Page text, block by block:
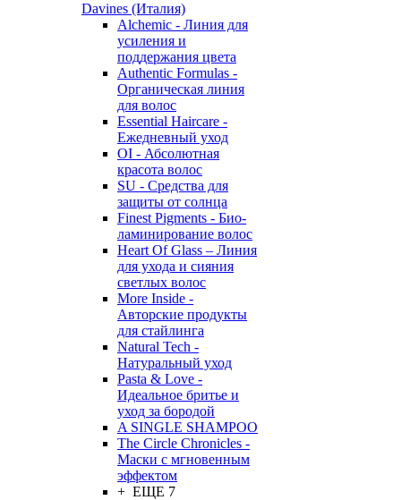
Davines (Италия)
Alchemic - Линия для
усиления и
поддержания цвета
Authentic Formulas -
Органическая линия
для волос
Essential Haircare -
Eжедневный уход
OI - Абсолютная
красота волос
SU - Средства для
защиты от солнца
Finest Pigments - Био-
ламинирование волос
Heart Of Glass – Линия
для ухода и сияния
светлых волос
More Inside -
Авторские продукты
для стайлинга
Natural Tech -
Натуральный уход
Pasta & Love -
Идеальное бритье и
уход за бородой
A SINGLE SHAMPOO
The Circle Chronicles -
Маски с мгновенным
эффектом
+ ЕЩЕ 7